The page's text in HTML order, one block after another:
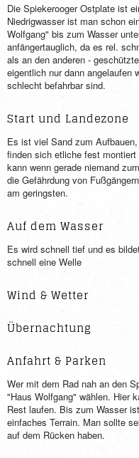
Die Spiekerooger Ostplate ist
Niedrigwasser ist man schon
Wolfgang" bis zum Wasser
anfängertauglich, da es rel.
als an den anderen -
eigentlich nur dann angelaufen
schlecht befahrbar sind.
Start und Landezone
Es ist viel Sand zum
finden sich etliche fest
kann wenn gerade niemand
die Gefährdung von
am geringsten.
Auf dem Wasser
Es wird schnell tief und es
schnell eine Welle
Wind & Wetter
Übernachtung
Anfahrt & Parken
Wer mit dem Rad nah an den
"Haus Wolfgang" wählen. Hier
Rest laufen. Bis zum Wasser
einfaches Terrain. Man sollte
auf dem Rücken haben.